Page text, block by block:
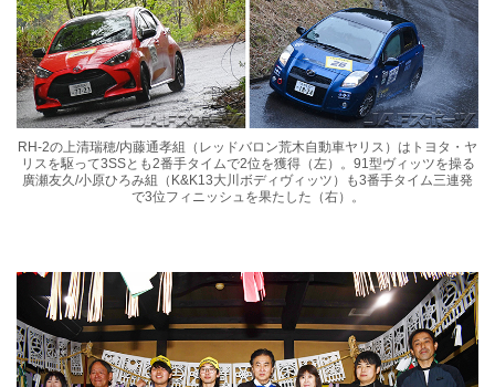
RH-2の上清瑞穂/内藤通孝組（レッドバロン荒木自動車ヤリス）はトヨタ・ヤ
リスを駆って3SSとも2番手タイムで2位を獲得（左）。91型ヴィッツを操る
廣瀬友久/小原ひろみ組（K&K13大川ボディヴィッツ）も3番手タイム三連発
で3位フィニッシュを果たした（右）。